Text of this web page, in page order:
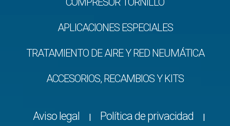
APLICACIONES ESPECIALES
TRATAMIENTO DE AIRE Y RED NEUMÁTICA
ACCESORIOS, RECAMBIOS Y KITS
Aviso legal | Política de privacidad |